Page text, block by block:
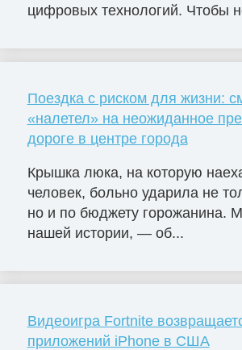
цифровых технологий. Чтобы
Поездка с риском для жизни:
«налетел» на неожиданное
дороге в центре города
Крышка люка, на которую
человек, больно ударила не
но и по бюджету горожанина.
нашей истории, — об...
Видеоигра Fortnite
приложений iPhone в США